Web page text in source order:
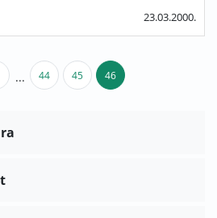
23.03.2000.
... 44 45 46